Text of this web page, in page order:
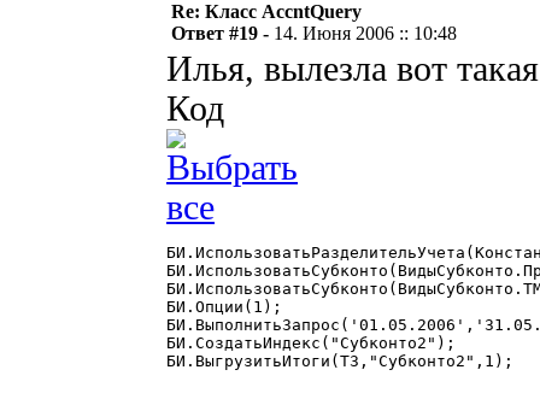
Re: Класс AccntQuery
Ответ #19 - 14. Июня 2006 :: 10:48
Илья, вылезла вот
Код
БИ.Опции(1);
БИ.СоздатьИндекс("Субконто2");
БИ.ВыгрузитьИтоги(ТЗ,"Субконто2",1);